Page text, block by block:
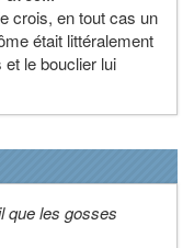
crois, en tout cas un
était littéralement
le bouclier lui
que les gosses